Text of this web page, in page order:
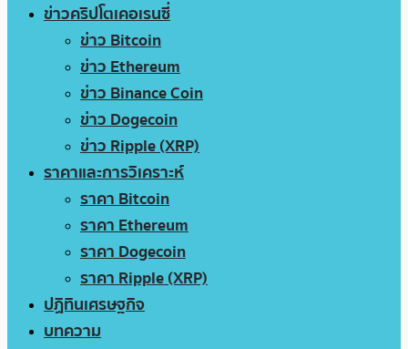
ข่าวคริปโตเคอเรนซี่
ข่าว Bitcoin
ข่าว Ethereum
ข่าว Binance Coin
ข่าว Dogecoin
ข่าว Ripple (XRP)
ราคาและการวิเคราะห์
ราคา Bitcoin
ราคา Ethereum
ราคา Dogecoin
ราคา Ripple (XRP)
ปฏิทินเศรษฐกิจ
บทความ